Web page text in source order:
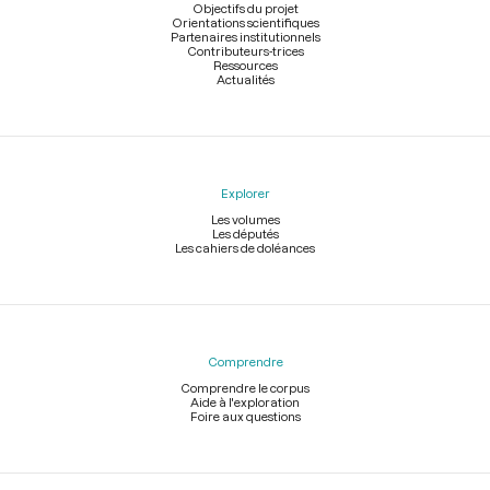
Objectifs du projet
Orientations scientifiques
Partenaires institutionnels
Contributeurs-trices
Ressources
Actualités
Explorer
Les volumes
Les députés
Les cahiers de doléances
Comprendre
Comprendre le corpus
Aide à l'exploration
Foire aux questions